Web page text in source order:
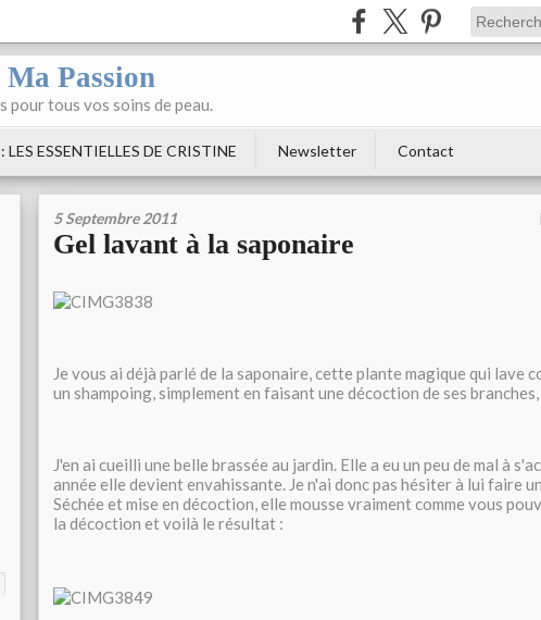
Passion
pour tous vos soins de peau.
ESSENTIELLES DE CRISTINE Newsletter Contact
5 Septembre 2011
Gel lavant à la saponaire
Je vous ai déjà parlé de la saponaire, cette plante magique qui lave
un shampoing, simplement en faisant une décoction de ses
J'en ai cueilli une belle brassée au jardin. Elle a eu un peu de mal à
année elle devient envahissante. Je n'ai donc pas hésiter à lui faire
Séchée et mise en décoction, elle mousse vraiment comme vous
la décoction et voilà le résultat :